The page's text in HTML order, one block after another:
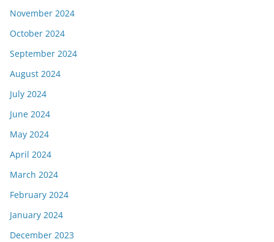
November 2024
October 2024
September 2024
August 2024
July 2024
June 2024
May 2024
April 2024
March 2024
February 2024
January 2024
December 2023